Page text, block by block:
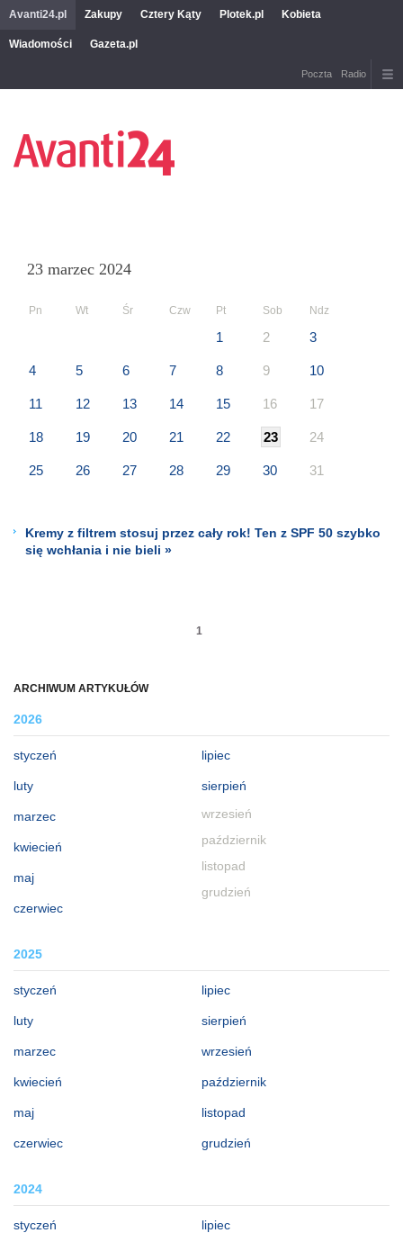
Avanti24.pl Zakupy Cztery Kąty Plotek.pl Kobieta
Wiadomości Gazeta.pl
Poczta Radio
ARCHIWUM ARTYKUŁÓW
2026
styczeń
luty
marzec
kwiecień
maj
czerwiec
lipiec
sierpień
wrzesień
październik
listopad
grudzień
2025
styczeń
luty
marzec
kwiecień
maj
czerwiec
lipiec
sierpień
wrzesień
październik
listopad
grudzień
2024
styczeń lipiec
23 marzec 2024
Pn Wt Śr Czw Pt Sob Ndz
1 2 3
4 5 6 7 8 9 10
11 12 13 14 15 16 17
18 19 20 21 22 23 24
25 26 27 28 29 30 31
Kremy z filtrem stosuj przez cały rok! Ten z SPF 50 szybko
się wchłania i nie bieli »
1